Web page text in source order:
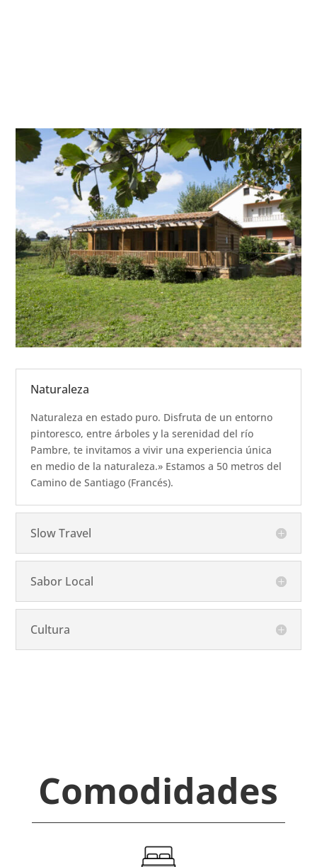
Naturaleza
Naturaleza en estado puro. Disfruta de un entorno
pintoresco, entre árboles y la serenidad del río
Pambre, te invitamos a vivir una experiencia única
en medio de la naturaleza.» Estamos a 50 metros del
Camino de Santiago (Francés).
Slow Travel
Sabor Local
Cultura
Comodidades